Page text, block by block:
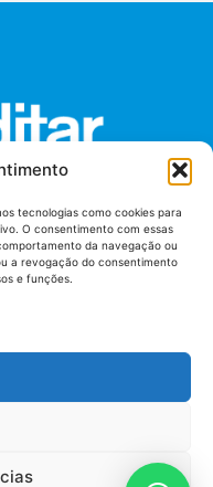
tecnologias como cookies para
O consentimento com essas
da navegação ou
a revogação do consentimento
e funções.
Controle Externo -
Sul), Qd. 04, Lt. 01
Subsolo, Sala S04